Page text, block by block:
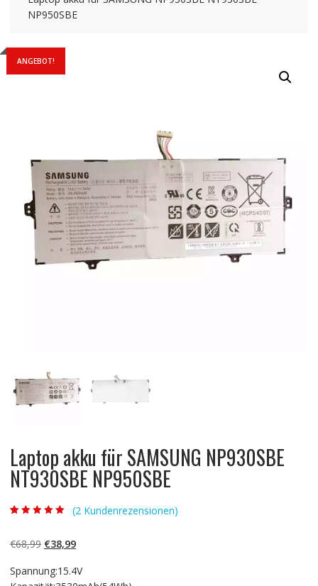
NP950SBE
ANGEBOT!
Laptop akku für SAMSUNG NP930SBE
NT930SBE NP950SBE
basierend auf
Kundenbewertun
(2 Kundenrezensionen)
€68,99 Ursprünglicher
war:
€38,99Aktueller
ist:
Spannung:15.4V